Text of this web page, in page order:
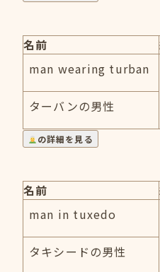
名前
man wearing turban
ターバンの男性
の詳細を見る
名前
man in tuxedo
タキシードの男性